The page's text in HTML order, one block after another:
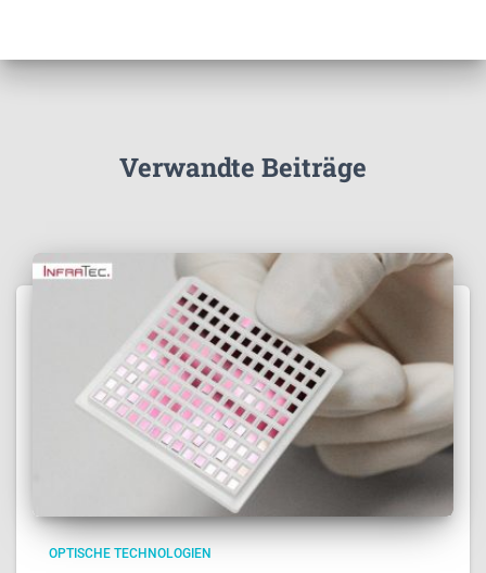
Verwandte Beiträge
OPTISCHE TECHNOLOGIEN